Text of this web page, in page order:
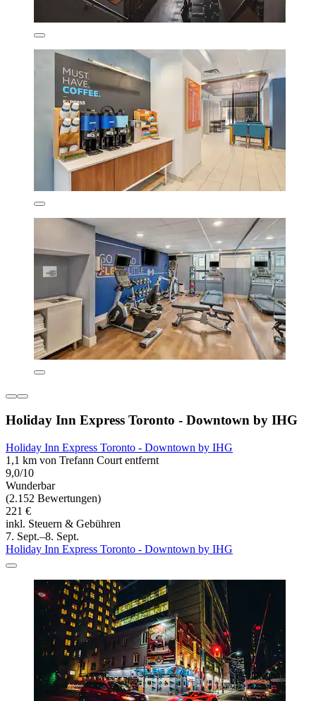
Holiday Inn Express Toronto - Downtown by IHG
Holiday Inn Express Toronto - Downtown by IHG
1,1 km von Trefann Court entfernt
9,0/10
Wunderbar
(2.152 Bewertungen)
221 €
inkl. Steuern & Gebühren
7. Sept.–8. Sept.
Holiday Inn Express Toronto - Downtown by IHG